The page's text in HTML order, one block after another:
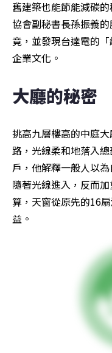
舊建築也能節能減碳
協會副秘書長孫振義
竟，並發現台達電的
企業文化。
大廳的秘密
挑高九層樓高的中庭
路，光線柔和地落入
戶，他解釋一般人以
隨著光線進入，反而
算，天窗從原先的16
益。